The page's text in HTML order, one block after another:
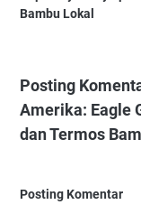
Bambu Lokal
Posting
Amerika: Eagle
dan Termos
Posting Komentar